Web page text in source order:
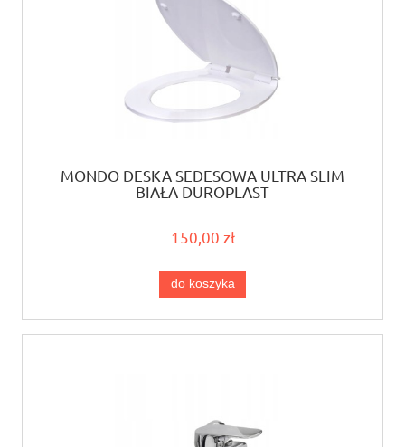
MONDO DESKA SEDESOWA ULTRA SLIM
BIAŁA DUROPLAST
150,00 zł
do koszyka